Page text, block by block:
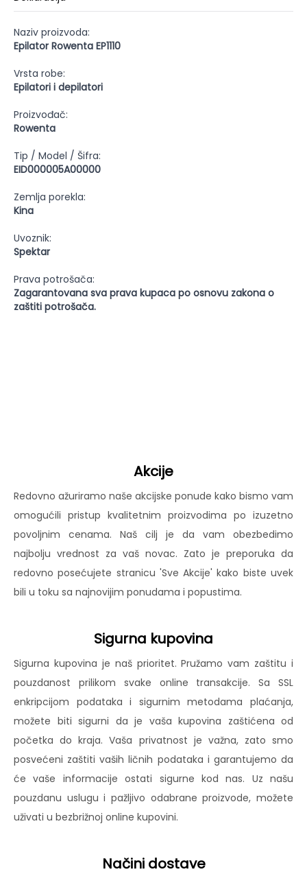
Naziv proizvoda:
Epilator Rowenta EP1110
Vrsta robe:
Epilatori i depilatori
Proizvođač:
Rowenta
Tip / Model / Šifra:
EID000005A00000
Zemlja porekla:
Kina
Uvoznik:
Spektar
Prava potrošača:
Zagarantovana sva prava kupaca po osnovu zakona o
zaštiti potrošača.
Akcije
Redovno ažuriramo naše akcijske ponude kako bismo vam
omogućili pristup kvalitetnim proizvodima po izuzetno
povoljnim cenama. Naš cilj je da vam obezbedimo
najbolju vrednost za vaš novac. Zato je preporuka da
redovno posećujete stranicu 'Sve Akcije' kako biste uvek
bili u toku sa najnovijim ponudama i popustima.
Sigurna kupovina
Sigurna kupovina je naš prioritet. Pružamo vam zaštitu i
pouzdanost prilikom svake online transakcije. Sa SSL
enkripcijom podataka i sigurnim metodama plaćanja,
možete biti sigurni da je vaša kupovina zaštićena od
početka do kraja. Vaša privatnost je važna, zato smo
posvećeni zaštiti vaših ličnih podataka i garantujemo da
će vaše informacije ostati sigurne kod nas. Uz našu
pouzdanu uslugu i pažljivo odabrane proizvode, možete
uživati u bezbrižnoj online kupovini.
Načini dostave